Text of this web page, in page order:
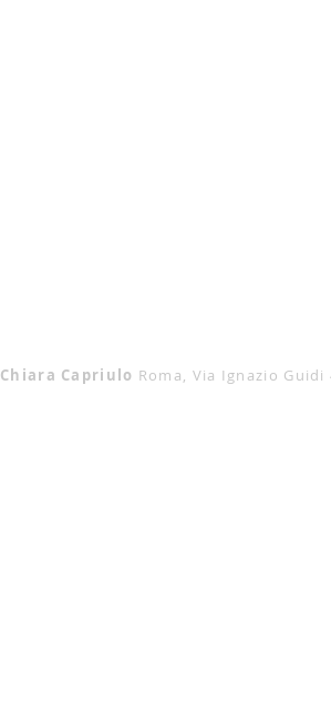
Chiara Capriulo Roma, Via Ignazio Guidi